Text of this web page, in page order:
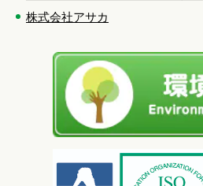
株式会社アサカ